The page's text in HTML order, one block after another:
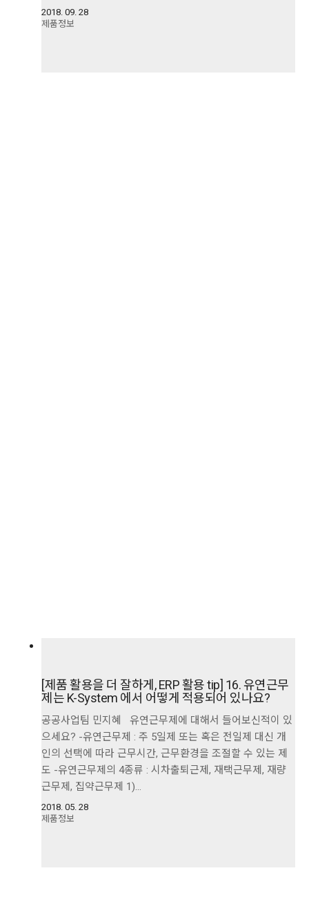
2018. 09. 28
제품정보
[제품 활용을 더 잘하게, ERP 활용 tip] 16. 유연근무
제는 K-System 에서 어떻게 적용되어 있나요?
공공사업팀 민지혜 유연근무제에 대해서 들어보신적이 있
으세요? -유연근무제 : 주 5일제 또는 혹은 전일제 대신 개
인의 선택에 따라 근무시간, 근무환경을 조절할 수 있는 제
도 -유연근무제의 4종류 : 시차출퇴근제, 재택근무제, 재량
근무제, 집약근무제 1)…
2018. 05. 28
제품정보